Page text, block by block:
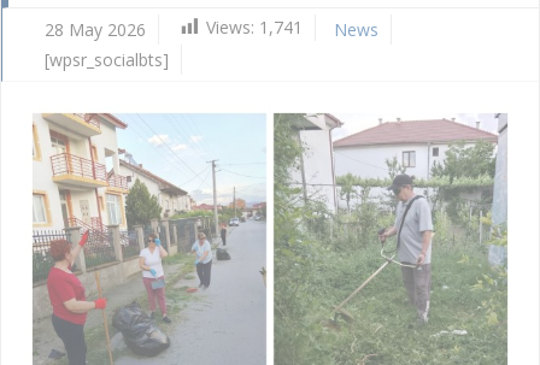
28 May 2026 Views: 1,741
News
[wpsr_socialbts]